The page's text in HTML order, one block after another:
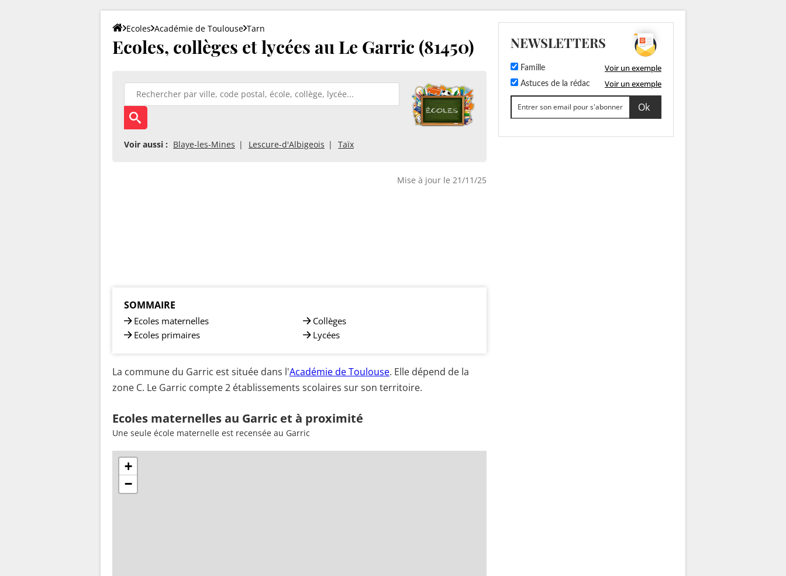
Ecoles Académie de Toulouse Tarn
Ecoles, collèges et lycées au Le Garric (81450)
Voir aussi : Blaye-les-Mines Lescure-d'Albigeois Taïx
Mise à jour le 21/11/25
SOMMAIRE
Ecoles maternelles
Ecoles primaires
Collèges
Lycées
La commune du Garric est située dans l'Académie de Toulouse. Elle dépend de la
zone C. Le Garric compte 2 établissements scolaires sur son territoire.
Ecoles maternelles au Garric et à proximité
Une seule école maternelle est recensée au Garric
+
−
NEWSLETTERS
Famille Voir un exemple
Astuces de la rédac Voir un exemple